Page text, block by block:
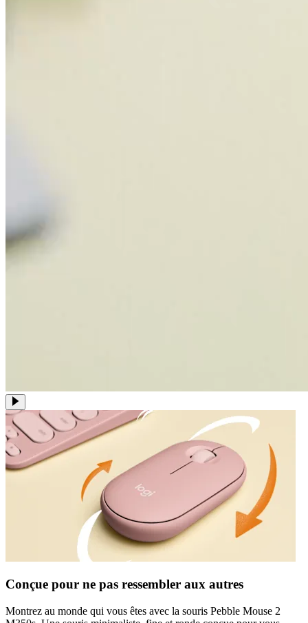
Conçue pour ne pas ressembler aux autres
Montrez au monde qui vous êtes avec la souris Pebble Mouse 2